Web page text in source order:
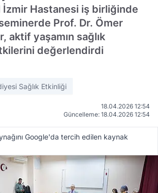
Hastanesi iş birliğinde
Prof. Dr. Ömer
aktif yaşamın sağlık
değerlendirdi
Sağlık Etkinliği
18.04.2026 12:54
Güncelleme: 18.04.2026 12:54
Google'da tercih edilen kaynak